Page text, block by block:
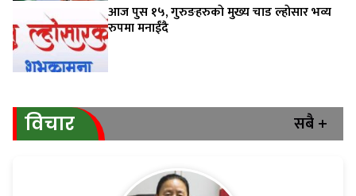
आज पुस १५, गुरुङहरुकाे मुख्य चाड ल्हाेसार भव्य
रुपमा मनाईंदै
विचार सबै +